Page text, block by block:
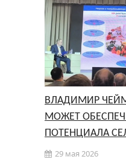
ВЛАДИМИР
МОЖЕТ
ПОТЕНЦИАЛА
29 мая 2026